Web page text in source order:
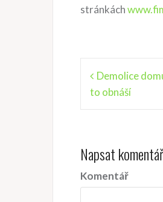
stránkách
g
a
Demolice
to obnáší
Napsat komentář
Komentář